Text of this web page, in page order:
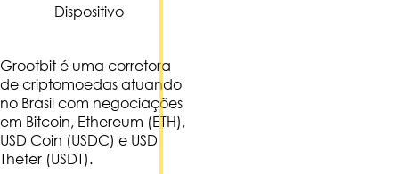
Dispositivo
Grootbit é uma corretora
de criptomoedas atuando
no Brasil com negociações
em Bitcoin, Ethereum (ETH),
USD Coin (USDC) e USD
Theter (USDT).